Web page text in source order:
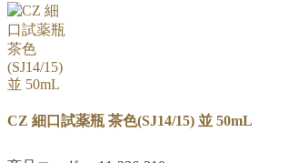
CZ 細口試薬瓶 茶色(SJ14/15) 並 50mL